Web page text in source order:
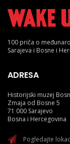
100 priča o
Sarajeva i Bosne i
ADRESA
Historijski muzej
Zmaja od Bosne 5
71 000 Sarajevo
Bosna i Hercegovina
Pogledajte